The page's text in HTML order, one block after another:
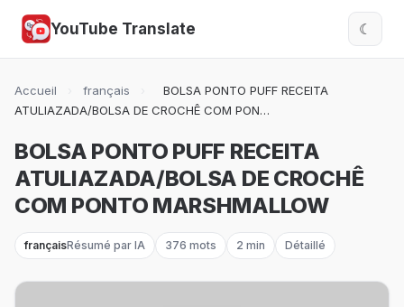
YouTube Translate ☾
Accueil français
BOLSA PONTO PUFF RECEITA
ATULIAZADA/BOLSA DE CROCHÊ COM PON…
BOLSA PONTO PUFF RECEITA
ATULIAZADA/BOLSA DE CROCHÊ
COM PONTO MARSHMALLOW
françaisRésumé par IA 376 mots 2 min Détaillé